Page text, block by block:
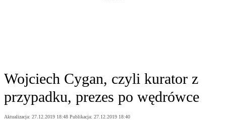
Wojciech Cygan, czyli kurator z
przypadku, prezes po wędrówce
Aktualizacja: 27.12.2019 18:48 Publikacja: 27.12.2019 18:40